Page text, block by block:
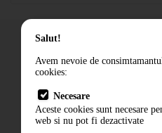
Cum comand
Livrare
Contact
Salut!
Avem nevoie de
cookies:
Necesare
Aceste cookies sunt necesare
web si nu pot fi dezactivate